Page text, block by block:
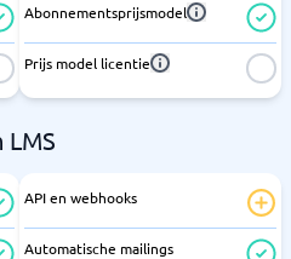
Abonnementsprijsmodel
Prijs model licentie
API en webhooks
Automatische mailings